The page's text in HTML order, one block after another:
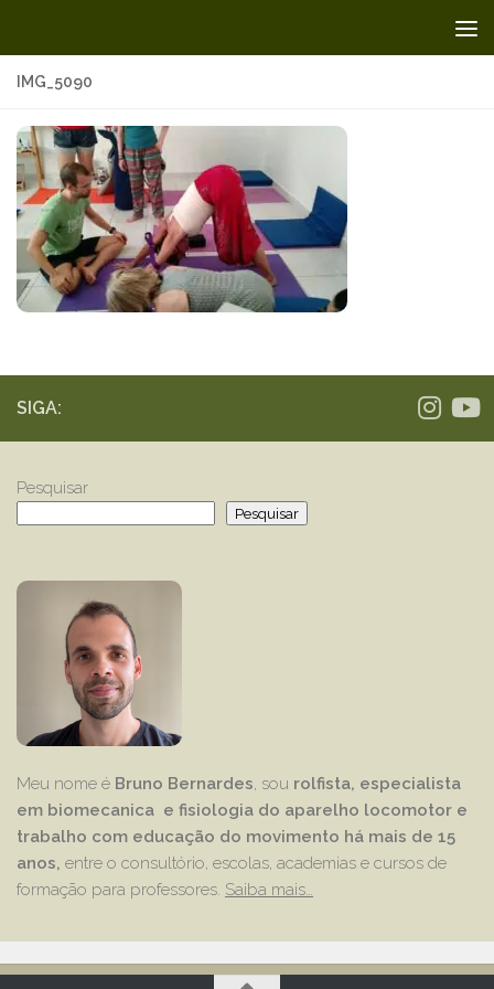
IMG_5090
SIGA:
Pesquisar
Pesquisar
Meu nome é Bruno Bernardes, sou rolfista, especialista
em biomecanica e fisiologia do aparelho locomotor e
trabalho com educação do movimento há mais de 15
anos, entre o consultório, escolas, academias e cursos de
formação para professores. Saiba mais…